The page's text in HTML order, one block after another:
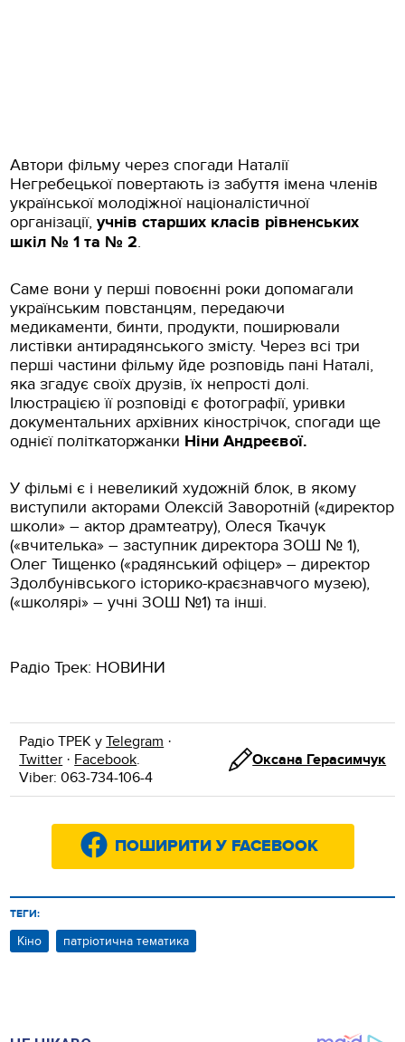
Автори фільму через спогади Наталії
Негребецької повертають із забуття імена членів
української молодіжної націоналістичної
організації,учнів старших класів рівненських
шкіл № 1 та № 2.
Саме вони у перші повоєнні роки допомагали
українським повстанцям, передаючи
медикаменти, бинти, продукти, поширювали
листівки антирадянського змісту. Через всі три
перші частини фільму йде розповідь пані Наталі,
яка згадує своїх друзів, їх непрості долі.
Ілюстрацією її розповіді є фотографії, уривки
документальних архівних кінострічок, спогади ще
однієї політкаторжанки Ніни Андреєвої.
У фільмі є і невеликий художній блок, в якому
виступили акторами Олексій Заворотній («директор
школи» – актор драмтеатру), Олеся Ткачук
(«вчителька» – заступник директора ЗОШ № 1),
Олег Тищенко («радянський офіцер» – директор
Здолбунівського історико-краєзнавчого музею),
(«школярі» – учні ЗОШ №1) та інші.
Радіо Трек: НОВИНИ
Радіо ТРЕК уTelegram ·
Twitter · Facebook.
Viber: 063-734-106-4
Оксана Герасимчук
ПОШИРИТИ У FACEBOOK
ТЕГИ:
Кіно патріотична тематика